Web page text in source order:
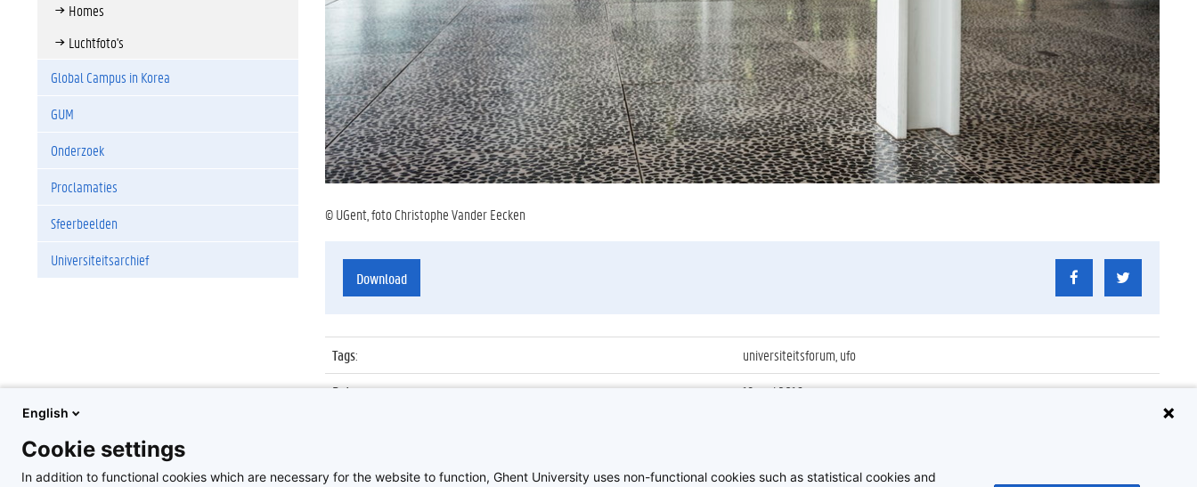
Homes
Luchtfoto's
Global Campus in Korea
GUM
Onderzoek
Proclamaties
Sfeerbeelden
Universiteitsarchief
© UGent, foto Christophe Vander Eecken
Download
Tags:
universiteitsforum, ufo
Datum:
19 mei 2016
English
Cookie settings
In addition to functional cookies which are necessary for the website to function, Ghent University uses non-functional cookies such as statistical cookies and